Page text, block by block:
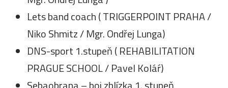
Lets band coach ( TRIGGERPOINT PRAHA /
Niko Shmitz / Mgr. Ondřej Lunga)
DNS-sport 1.stupeň ( REHABILITATION
PRAGUE SCHOOL / Pavel Koláŕ)